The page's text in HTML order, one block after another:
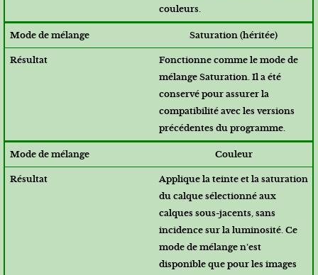
couleurs.
Saturation (héritée)
Fonctionne comme le mode de
mélange Saturation. Il a été
conservé pour assurer la
compatibilité avec les versions
précédentes du programme.
Couleur
Applique la teinte et la saturation
du calque sélectionné aux
calques sous-jacents, sans
incidence sur la luminosité. Ce
mode de mélange n’est
disponible que pour les images